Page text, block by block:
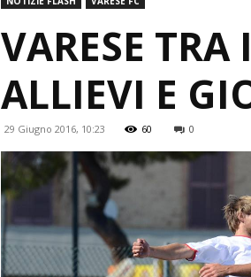
VARESE
ALLIEVI E
29 Giugno 2016, 10:23 60 0